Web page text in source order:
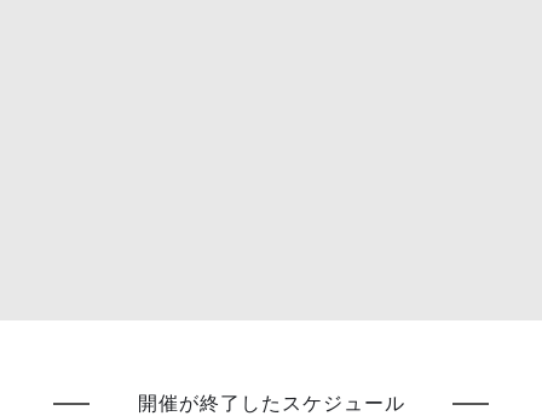
開催が終了したスケジュール